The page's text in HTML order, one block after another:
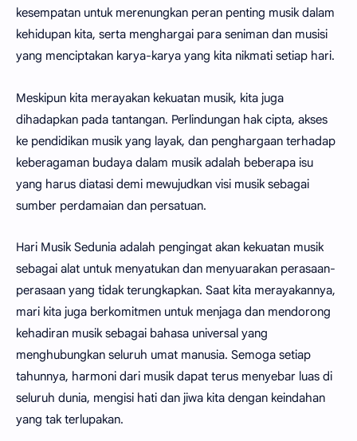
kesempatan untuk merenungkan peran penting musik dalam
kehidupan kita, serta menghargai para seniman dan musisi
yang menciptakan karya-karya yang kita nikmati setiap hari.
Meskipun kita merayakan kekuatan musik, kita juga
dihadapkan pada tantangan. Perlindungan hak cipta, akses
ke pendidikan musik yang layak, dan penghargaan terhadap
keberagaman budaya dalam musik adalah beberapa isu
yang harus diatasi demi mewujudkan visi musik sebagai
sumber perdamaian dan persatuan.
Hari Musik Sedunia adalah pengingat akan kekuatan musik
sebagai alat untuk menyatukan dan menyuarakan perasaan-
perasaan yang tidak terungkapkan. Saat kita merayakannya,
mari kita juga berkomitmen untuk menjaga dan mendorong
kehadiran musik sebagai bahasa universal yang
menghubungkan seluruh umat manusia. Semoga setiap
tahunnya, harmoni dari musik dapat terus menyebar luas di
seluruh dunia, mengisi hati dan jiwa kita dengan keindahan
yang tak terlupakan.